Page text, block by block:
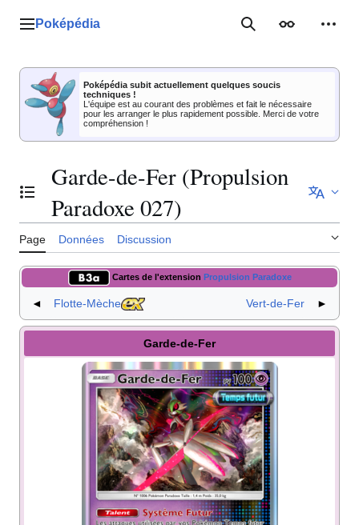
Menu principal
Poképédia RechercherApparence
Poképédia subit actuellement quelques soucis
techniques !
L'équipe est au courant des problèmes et fait le nécessaire
pour les arranger le plus rapidement possible. Merci de votre
compréhension !
Basculer la table des matières
Garde-de-Fer (Propulsion
Paradoxe 027)
Page Données Discussion
Cartes de l'extension Propulsion Paradoxe
◄ Flotte-Mèche Vert-de-Fer ►
Garde-de-Fer